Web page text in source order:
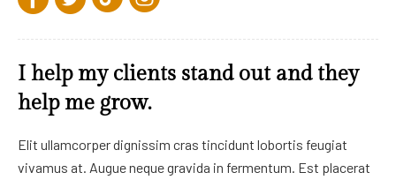
I help my clients stand out and they
help me grow.
Elit ullamcorper dignissim cras tincidunt lobortis feugiat
vivamus at. Augue neque gravida in fermentum. Est placerat